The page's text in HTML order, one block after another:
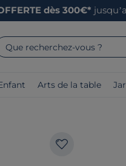
dès 300€*
Que recherchez-vous ?
Arts de la table